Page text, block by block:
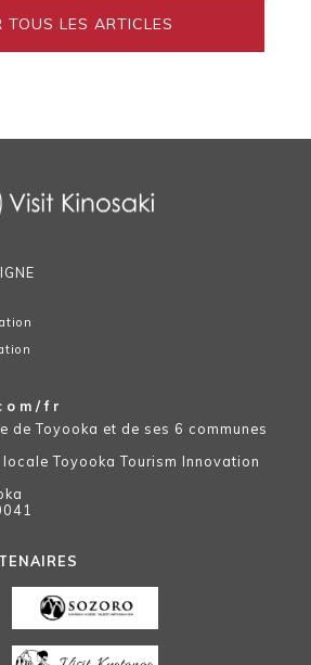
TOUS LES ARTICLES
fr
de Toyooka et de ses 6 communes
Toyooka Tourism Innovation